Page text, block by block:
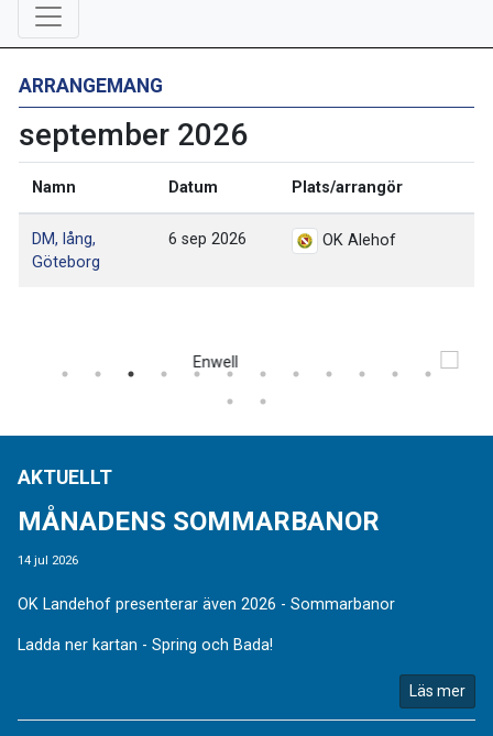
ARRANGEMANG
september 2026
Namn Datum Plats/arrangör
DM, lång,
Göteborg
6 sep 2026 OK Alehof
AKTUELLT
MÅNADENS SOMMARBANOR
14 jul 2026
OK Landehof presenterar även 2026 - Sommarbanor
Ladda ner kartan - Spring och Bada!
Läs mer